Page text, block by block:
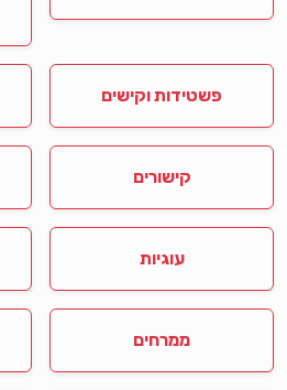
פשטידות וקישים
קישורים
עוגיות
ממרחים